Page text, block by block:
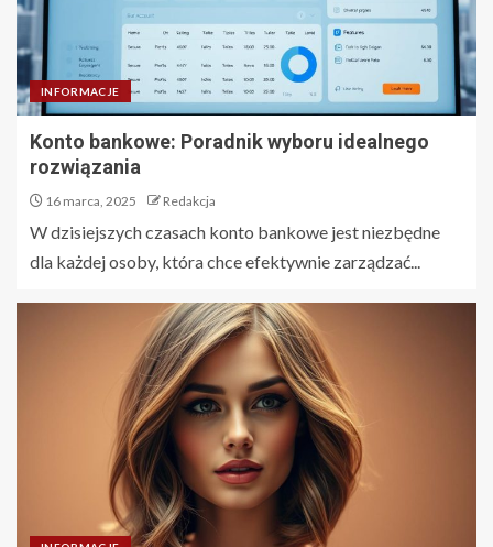
INFORMACJE
Konto bankowe: Poradnik wyboru idealnego
rozwiązania
16 marca, 2025 Redakcja
W dzisiejszych czasach konto bankowe jest niezbędne
dla każdej osoby, która chce efektywnie zarządzać...